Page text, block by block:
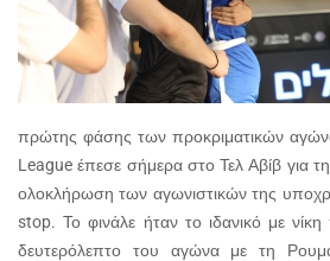
πρώτης φάσης των προκριματικών
League έπεσε σήμερα στο Τελ Αβίβ για
ολοκλήρωση των αγωνιστικών της
stop. Το φινάλε ήταν το ιδανικό με
δευτερόλεπτο του αγώνα με τη